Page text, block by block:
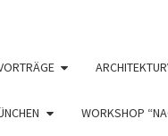
WORKSHOP